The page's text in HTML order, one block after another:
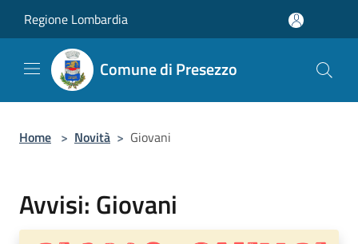
Regione Lombardia
Comune di Presezzo
Home > Novità > Giovani
Avvisi: Giovani